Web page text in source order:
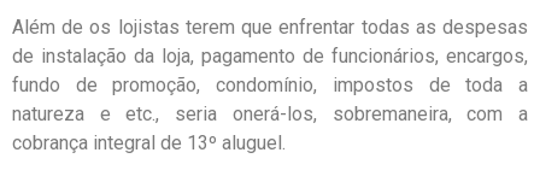
Além de os lojistas terem que enfrentar todas as despesas
de instalação da loja, pagamento de funcionários, encargos,
fundo de promoção, condomínio, impostos de toda a
natureza e etc., seria onerá-los, sobremaneira, com a
cobrança integral de 13º aluguel.